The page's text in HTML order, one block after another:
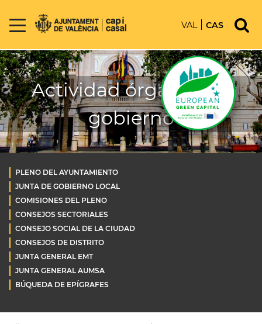
VAL CAS
Actividad órganos de
gobierno
PLENO DEL AYUNTAMIENTO
JUNTA DE GOBIERNO LOCAL
COMISIONES DEL PLENO
CONSEJOS SECTORIALES
CONSEJO SOCIAL DE LA CIUDAD
CONSEJOS DE DISTRITO
JUNTA GENERAL EMT
JUNTA GENERAL AUMSA
BÚQUEDA DE EPÍGRAFES